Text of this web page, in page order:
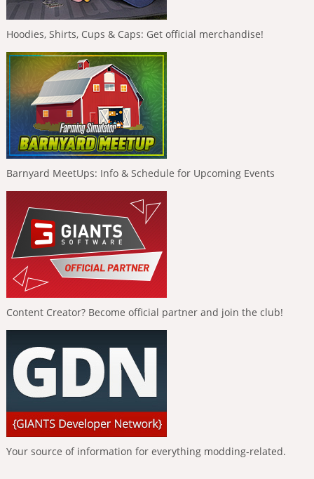
Hoodies, Shirts, Cups & Caps: Get official merchandise!
Barnyard MeetUps: Info & Schedule for Upcoming Events
Content Creator? Become official partner and join the club!
Your source of information for everything modding-related.